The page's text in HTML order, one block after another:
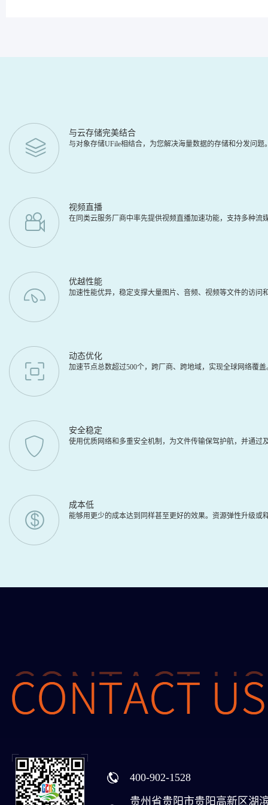
与云存储完美结合
与对象存储UFile相结合，为您解决海量数据的存储和分发问
视频直播
在同类云服务厂商中率先提供视频直播加速功能，支持多种流
优越性能
加速性能优异，稳定支撑大量图片、音频、视频等文件的访问
动态优化
加速节点总数超过500个，跨厂商、跨地域，实现全球网络覆
安全稳定
使用优质网络和多重安全机制，为文件传输保驾护航，并通
成本低
能够用更少的成本达到同样甚至更好的效果。资源弹性升级或
400-902-1528
贵州省贵阳市贵阳高新区湖